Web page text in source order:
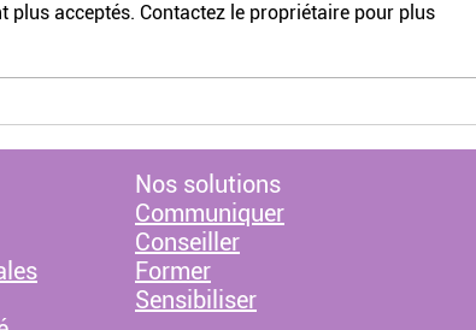
Deux femmes sur cinq
sexisme au travail en un
an
Le
plus acceptés. Contactez le propriétaire pour plus
Nos solutions
Communiquer
Conseiller
Former
Sensibiliser